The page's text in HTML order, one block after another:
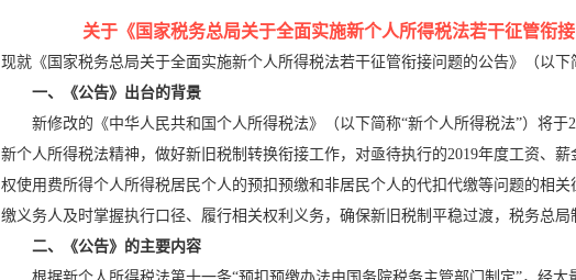
关于《国家税务总局关于全面实施新个人所得税法若干征管衔
现就《国家税务总局关于全面实施新个人所得税法若干征管衔接问题的公告》（以下
一、《公告》出台的背景
新修改的《中华人民共和国个人所得税法》（以下简称“新个人所得税法”）将于
新个人所得税法精神，做好新旧税制转换衔接工作，对亟待执行的2019年度工资、
权使用费所得个人所得税居民个人的预扣预缴和非居民个人的代扣代缴等问题的相
缴义务人及时掌握执行口径、履行相关权利义务，确保新旧税制平稳过渡，税务总局
二、《公告》的主要内容